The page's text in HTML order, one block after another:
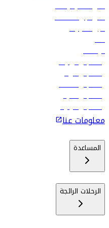
أدنى أسعار الرحلات
فلاي دبي للعطلات
تأجير السيارات
فنادق
الوظائف
رحلات إلى تبيليسي
رحلات إلى الرياض
رحلات إلى مسقط
رحلات إلى ماليه
رحلات إلى كولومبو
معلومات عنا
المساعدة
الرحلات الرائجة